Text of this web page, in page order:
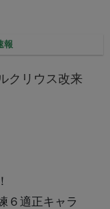
報
クリウス改来
６適正キャラ